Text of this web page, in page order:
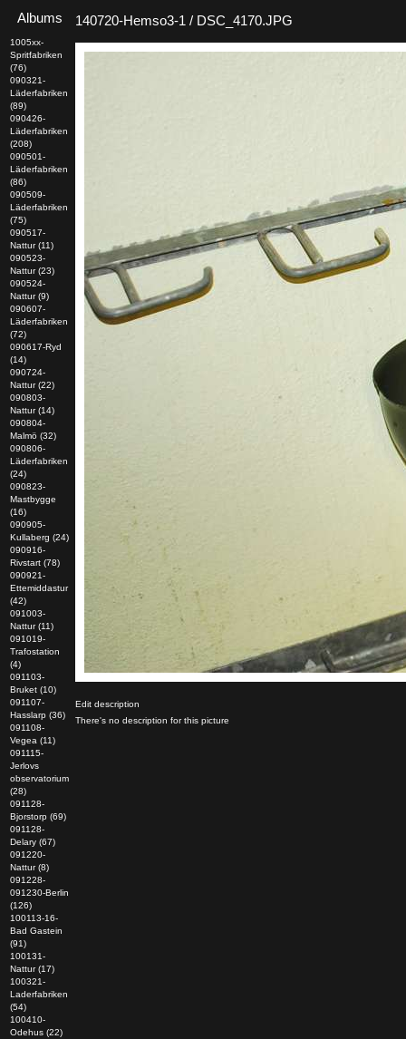
Albums
1005xx-
Spritfabriken
(76)
090321-
Läderfabriken
(89)
090426-
Läderfabriken
(208)
090501-
Läderfabriken
(86)
090509-
Läderfabriken
(75)
090517-
Nattur (11)
090523-
Nattur (23)
090524-
Nattur (9)
090607-
Läderfabriken
(72)
090617-Ryd
(14)
090724-
Nattur (22)
090803-
Nattur (14)
090804-
Malmö (32)
090806-
Läderfabriken
(24)
090823-
Mastbygge
(16)
090905-
Kullaberg (24)
090916-
Rivstart (78)
090921-
Ettemiddastur
(42)
091003-
Nattur (11)
091019-
Trafostation
(4)
091103-
Bruket (10)
091107-
Hasslarp (36)
091108-
Vegea (11)
091115-
Jerlovs
observatorium
(28)
091128-
Bjorstorp (69)
091128-
Delary (67)
091220-
Nattur (8)
091228-
091230-Berlin
(126)
100113-16-
Bad Gastein
(91)
100131-
Nattur (17)
100321-
Laderfabriken
(54)
100410-
Odehus (22)
140720-Hemso3-1 / DSC_4170.JPG
Edit description
There's no description for this picture